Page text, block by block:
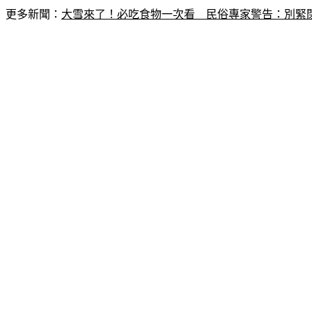
更多新聞： 大雪來了！必吃食物一次看　民俗專家警告：別緊